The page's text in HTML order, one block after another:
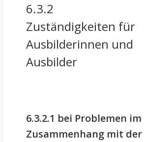
6.3.2
Zuständigkeiten für
Ausbilderinnen und
Ausbilder
6.3.2.1 bei Problemen im
Zusammenhang mit der